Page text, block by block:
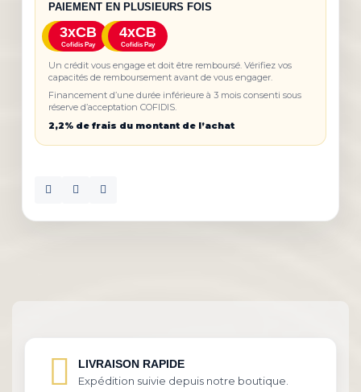
PAIEMENT EN PLUSIEURS FOIS
3xCB
Cofidis Pay
4xCB
Cofidis Pay
Un crédit vous engage et doit être remboursé. Vérifiez vos
capacités de remboursement avant de vous engager.
Financement d’une durée inférieure à 3 mois consenti sous
réserve d’acceptation COFIDIS.
2,2% de frais du montant de l’achat
LIVRAISON RAPIDE
Expédition suivie depuis notre boutique.